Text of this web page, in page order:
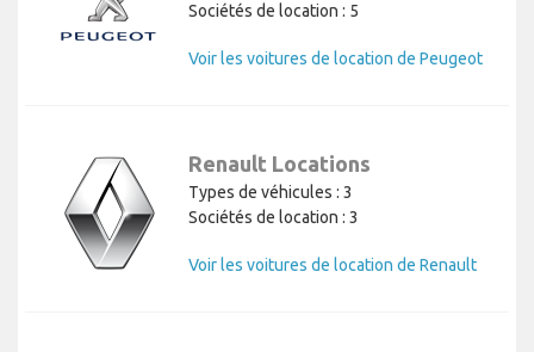
Sociétés de location : 5
Voir les voitures de location de Peugeot
Renault Locations
Types de véhicules : 3
Sociétés de location : 3
Voir les voitures de location de Renault